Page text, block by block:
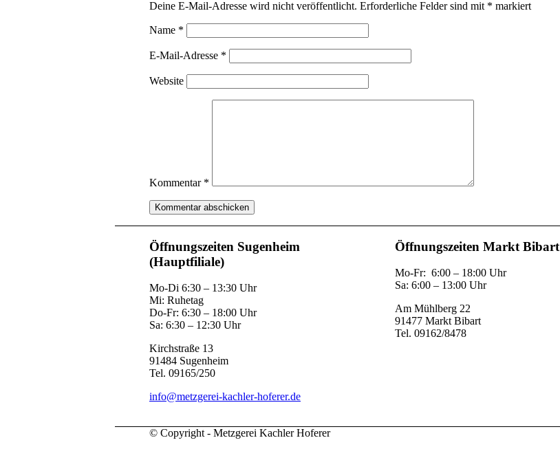
Deine E-Mail-Adresse wird nicht veröffentlicht. Erforderliche Felder sind mit * markiert
Name *
E-Mail-Adresse *
Website
Kommentar *
Öffnungszeiten Sugenheim
(Hauptfiliale)
Mo-Di 6:30 – 13:30 Uhr
Mi: Ruhetag
Do-Fr: 6:30 – 18:00 Uhr
Sa: 6:30 – 12:30 Uhr
Kirchstraße 13
91484 Sugenheim
Tel. 09165/250
info@metzgerei-kachler-hoferer.de
Öffnungszeiten Markt Bibart
Mo-Fr: 6:00 – 18:00 Uhr
Sa: 6:00 – 13:00 Uhr
Am Mühlberg 22
91477 Markt Bibart
Tel. 09162/8478
© Copyright - Metzgerei Kachler Hoferer